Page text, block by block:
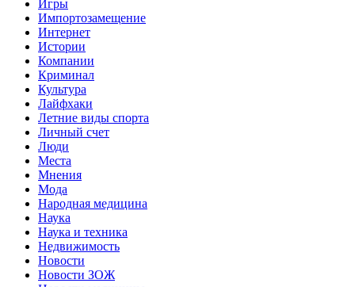
Игры
Импортозамещение
Интернет
Истории
Компании
Криминал
Культура
Лайфхаки
Летние виды спорта
Личный счет
Люди
Места
Мнения
Мода
Народная медицина
Наука
Наука и техника
Недвижимость
Новости
Новости ЗОЖ